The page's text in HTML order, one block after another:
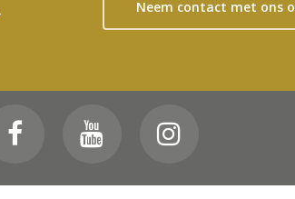
Neem contact met ons